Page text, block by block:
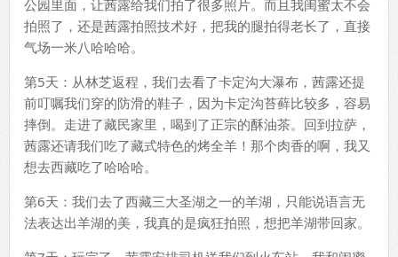
公园里面，让茜露给我们拍了很多照片。而且我闺蜜太不会
拍照了，还是茜露拍照技术好，把我的腿拍得老长了，直接
气场一米八哈哈哈。
第5天：从林芝返程，我们去看了卡定沟大瀑布，茜露还提
前叮嘱我们穿的防滑的鞋子，因为卡定沟苔藓比较多，容易
摔倒。走进了藏民家里，喝到了正宗的酥油茶。回到拉萨，
茜露还请我们吃了藏式特色的烤全羊！那个肉香的啊，我又
想去西藏吃了哈哈哈。
第6天：我们去了西藏三大圣湖之一的羊湖，只能说语言无
法表达出羊湖的美，我真的是疯狂拍照，想把羊湖带回家。